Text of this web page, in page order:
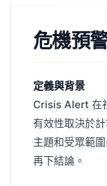
危機預
定義與背景
Crisis Alert 在
有效性取決於
主題和受眾範
再下結論。